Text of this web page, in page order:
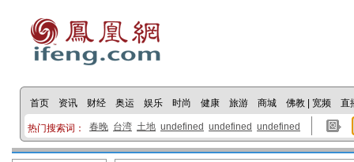
首页 资讯 财经 奥运 娱乐 时尚 健康 旅游 商城 佛教 宽频 直
热门搜索词： 春晚 台湾 土地 undefined undefined undefined